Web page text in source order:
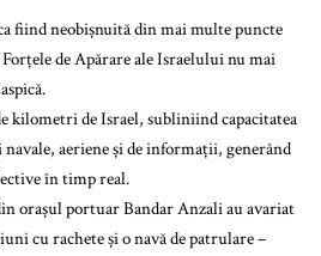
fiind neobișnuită din mai multe puncte
de Apărare ale Israelului nu mai
kilometri de Israel, subliniind capacitatea
aeriene și de informații, generând
în timp real.
orașul portuar Bandar Anzali au avariat
cu rachete și o navă de patrulare –